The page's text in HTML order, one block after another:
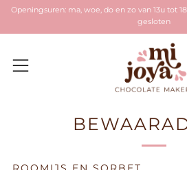
Openingsuren: ma, woe, do en zo van 13u tot
gesloten
Menu